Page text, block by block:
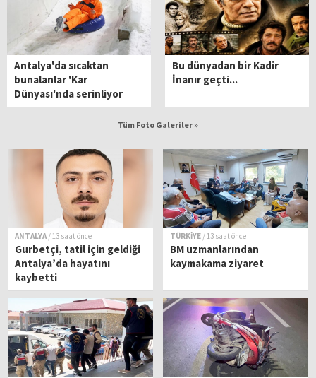
Antalya'da sıcaktan
bunalanlar 'Kar
Dünyası'nda serinliyor
Bu dünyadan bir Kadir
İnanır geçti...
Tüm Foto Galeriler »
ANTALYA / 13 saat önce
Gurbetçi, tatil için geldiği
Antalya’da hayatını
kaybetti
TÜRKİYE / 13 saat önce
BM uzmanlarından
kaymakama ziyaret